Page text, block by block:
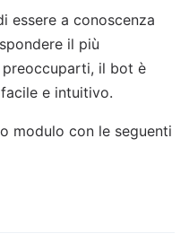
essere a conoscenza
il più
preoccuparti, il bot è
e intuitivo.
modulo con le seguenti